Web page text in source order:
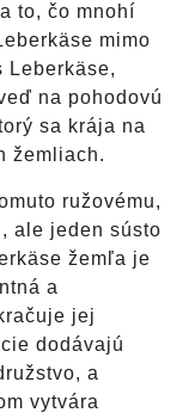
to, čo mnohí
mimo
Leberkäse,
na pohodovú
sa krája na
žemliach.
ružovému,
ale jeden sústo
žemľa je
a
jej
dodávajú
a
vytvára